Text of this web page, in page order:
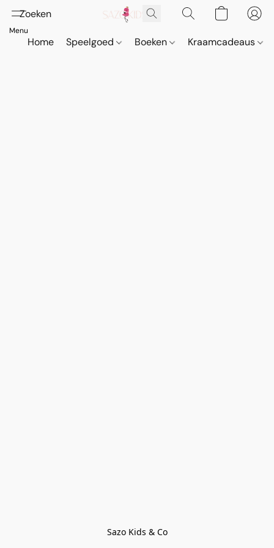
Home Speelgoed Boeken Kraamcadeaus
Sazo Kids & Co